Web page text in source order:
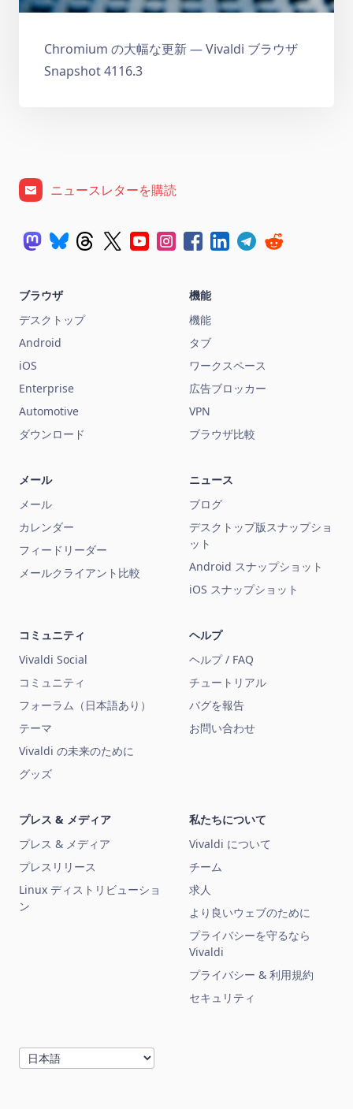
Chromium の大幅な更新 — Vivaldi ブラウザ
Snapshot 4116.3
ニュースレターを購読
ブラウザ
デスクトップ
Android
iOS
Enterprise
Automotive
ダウンロード
機能
機能
タブ
ワークスペース
広告ブロッカー
VPN
ブラウザ比較
メール
メール
カレンダー
フィードリーダー
メールクライアント比較
ニュース
ブログ
デスクトップ版スナップショ
ット
Android スナップショット
iOS スナップショット
コミュニティ
Vivaldi Social
コミュニティ
フォーラム（日本語あり）
テーマ
Vivaldi の未来のために
グッズ
ヘルプ
ヘルプ / FAQ
チュートリアル
バグを報告
お問い合わせ
プレス & メディア
プレス & メディア
プレスリリース
Linux ディストリビューショ
ン
私たちについて
Vivaldi について
チーム
求人
より良いウェブのために
プライバシーを守るなら
Vivaldi
プライバシー & 利用規約
セキュリティ